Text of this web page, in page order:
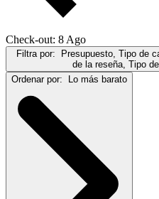
Check-out: 8 Ago
Filtra por:
Presupuesto, Tipo de
de la reseña, Tipo
Ordenar por:
Lo más barato